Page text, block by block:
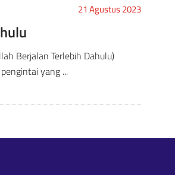
21 Agustus 2023
Berjalan Terlebih Dahulu)
yang ...